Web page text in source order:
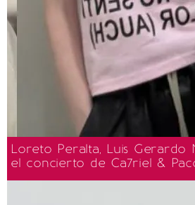
Loreto Peralta, Luis Gerardo
el concierto de Ca7riel &